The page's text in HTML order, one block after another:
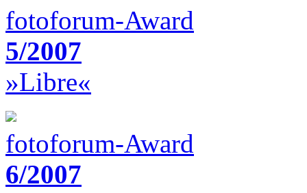
fotoforum-Award
5/2007
»Libre«
fotoforum-Award
6/2007